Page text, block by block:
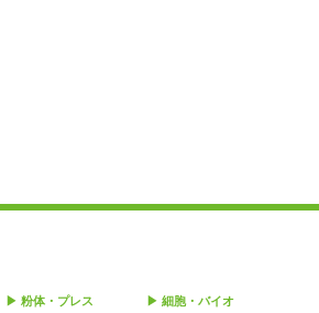
粉体・プレス
細胞・バイオ